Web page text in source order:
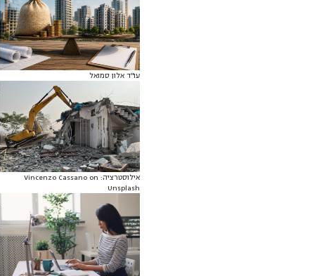
עו"ד אלון סמואל
אילוסטרציה: Vincenzo Cassano on
Unsplash